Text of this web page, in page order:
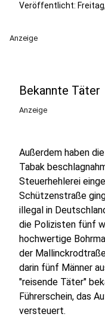
Veröffentlicht:
Anzeige
Bekannte Täter
Anzeige
Außerdem haben
Tabak
Steuerhehlerei
Schützenstraße
illegal in
die Polizisten fünf
hochwertige
der
darin fünf Männer
"reisende Täter"
Führerschein, das
versteuert.